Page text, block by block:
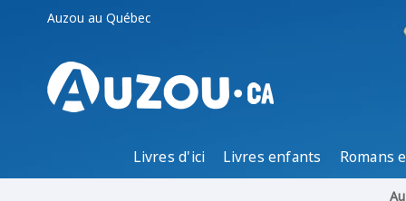
Auzou au Québec
Livres d'ici Livres enfants Romans